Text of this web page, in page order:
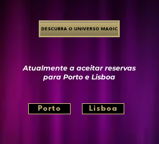
DESCUBRA O UNIVERSO MAGIC
Atualmente a aceitar reservas
para Porto e Lisboa
Porto Lisboa